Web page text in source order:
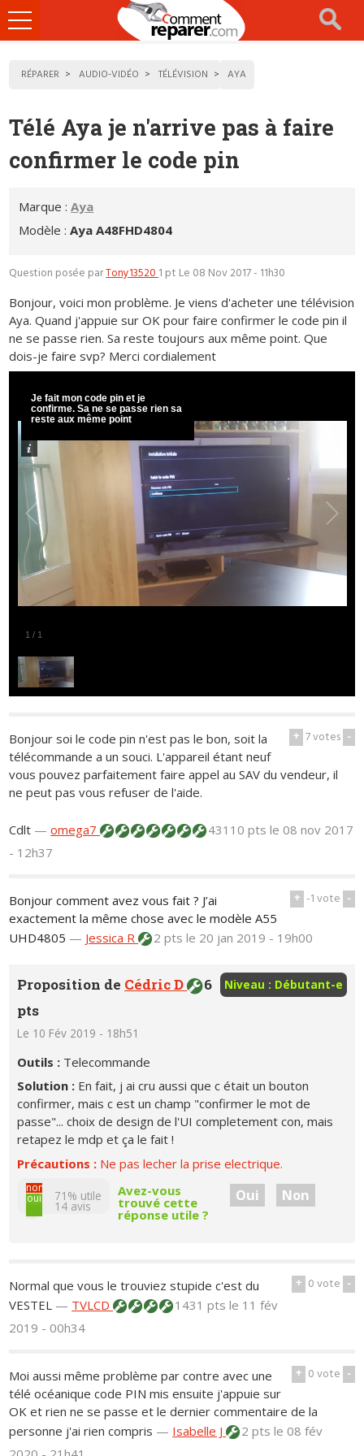
Ouvrir
le
RÉPARER AUDIO-VIDÉO TÉLÉVISION AYA
Télé Aya je n'arrive pas à faire
confirmer le code pin
Marque :Aya
Modèle :Aya A48FHD4804
Question posée parTony135201 pt Le 08 Nov 2017 - 11h30
Bonjour, voici mon problème. Je viens d'acheter une télévision
Aya. Quand j'appuie sur OK pour faire confirmer le code pin il
ne se passe rien. Sa reste toujours aux même point. Que
dois-je faire svp? Merci cordialement
1 / 1
Je fait mon code pin et je
confirme. Sa ne se passe rien sa
reste aux même point
+ 7votes -
Bonjour soi le code pin n'est pas le bon, soit la
télécommande a un souci. L'appareil étant neuf
vous pouvez parfaitement faire appel au SAV du vendeur, il
ne peut pas vous refuser de l'aide.
Cdlt —omega7 43110 ptsle 08 nov 2017
- 12h37
+ -1vote -
Bonjour comment avez vous fait ? J’ai
exactement la même chose avec le modèle A55
UHD4805 — Jessica R 2 ptsle 20 jan 2019 - 19h00
Niveau : Débutant-e
Proposition de Cédric D
6
pts
Le 10 Fév 2019 - 18h51
Outils : Telecommande
Solution : En fait, j ai cru aussi que c était un bouton
confirmer, mais c est un champ "confirmer le mot de
passe"... choix de design de l'UI completement con, mais
retapez le mdp et ça le fait !
Précautions : Ne pas lecher la prise electrique.
non
oui 71% utile
14 avis
Avez-vous
trouvé cette
réponse utile ?
Oui Non
+ 0vote -
Normal que vous le trouviez stupide c'est du
VESTEL — TVLCD 1431 ptsle 11 fév
2019 - 00h34
+ 0vote -
Moi aussi même problème par contre avec une
télé océanique code PIN mis ensuite j'appuie sur
OK et rien ne se passe et le dernier commentaire de la
personne j'ai rien compris — Isabelle J 2 ptsle 08 fév